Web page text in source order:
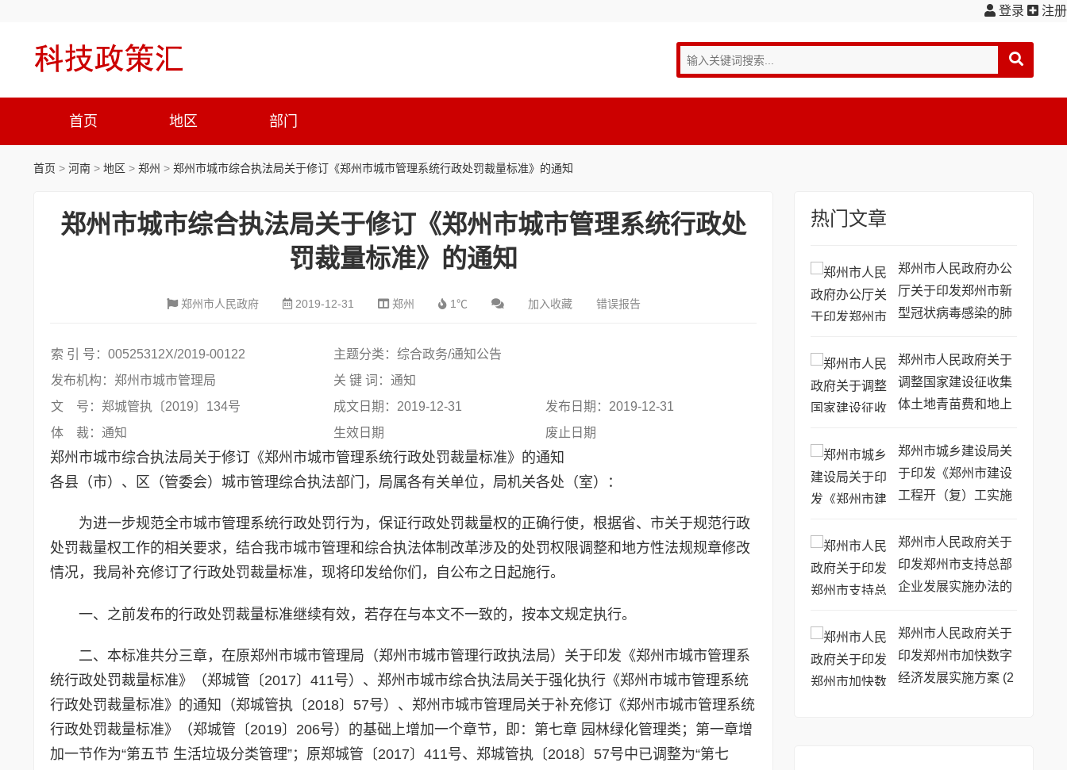
登录 注册
首页 地区 部门
首页 > 河南 > 地区 > 郑州 > 郑州市城市综合执法局关于修订《郑州市城市管理系统行政处罚裁量标准》的通知
郑州市城市综合执法局关于修订《郑州市城市管理系统行政处
罚裁量标准》的通知
郑州市人民政府 2019-12-31 郑州 1℃ 加入收藏 错误报告
索 引 号：00525312X/2019-00122
主题分类：综合政务/通知公告
发布机构：郑州市城市管理局
关 键 词：通知
文 号：郑城管执〔2019〕134号
成文日期：2019-12-31
发布日期：2019-12-31
体 裁：通知
生效日期 废止日期
郑州市城市综合执法局关于修订《郑州市城市管理系统行政处罚裁量标准》的通知
各县（市）、区（管委会）城市管理综合执法部门，局属各有关单位，局机关各处（室）：
为进一步规范全市城市管理系统行政处罚行为，保证行政处罚裁量权的正确行使，根据省、市关于规范行政
处罚裁量权工作的相关要求，结合我市城市管理和综合执法体制改革涉及的处罚权限调整和地方性法规规章修改
情况，我局补充修订了行政处罚裁量标准，现将印发给你们，自公布之日起施行。
一、之前发布的行政处罚裁量标准继续有效，若存在与本文不一致的，按本文规定执行。
二、本标准共分三章，在原郑州市城市管理局（郑州市城市管理行政执法局）关于印发《郑州市城市管理系
统行政处罚裁量标准》（郑城管〔2017〕411号）、郑州市城市综合执法局关于强化执行《郑州市城市管理系统
行政处罚裁量标准》的通知（郑城管执〔2018〕57号）、郑州市城市管理局关于补充修订《郑州市城市管理系统
行政处罚裁量标准》（郑城管〔2019〕206号）的基础上增加一个章节，即：第七章 园林绿化管理类；第一章增
加一节作为“第五节 生活垃圾分类管理”；原郑城管〔2017〕411号、郑城管执〔2018〕57号中已调整为“第七
热门文章
郑州市人民政府办公
厅关于印发郑州市新
型冠状病毒感染的肺
的通知
郑州市人民政府关于
调整国家建设征收集
体土地青苗费和地上
知
郑州市城乡建设局关
于印发《郑州市建设
工程开（复）工实施
郑州市人民政府关于
印发郑州市支持总部
企业发展实施办法的
郑州市人民政府关于
印发郑州市加快数字
经济发展实施方案 (2